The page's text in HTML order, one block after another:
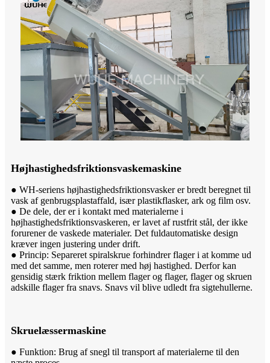
Højhastighedsfriktionsvaskemaskine
● WH-seriens højhastighedsfriktionsvasker er bredt beregnet til
vask af genbrugsplastaffald, især plastikflasker, ark og film osv.
● De dele, der er i kontakt med materialerne i
højhastighedsfriktionsvaskeren, er lavet af rustfrit stål, der ikke
forurener de vaskede materialer. Det fuldautomatiske design
kræver ingen justering under drift.
● Princip: Separeret spiralskrue forhindrer flager i at komme ud
med det samme, men roterer med høj hastighed. Derfor kan
gensidig stærk friktion mellem flager og flager, flager og skruen
adskille flager fra snavs. Snavs vil blive udledt fra sigtehullerne.
Skruelæssermaskine
● Funktion: Brug af snegl til transport af materialerne til den